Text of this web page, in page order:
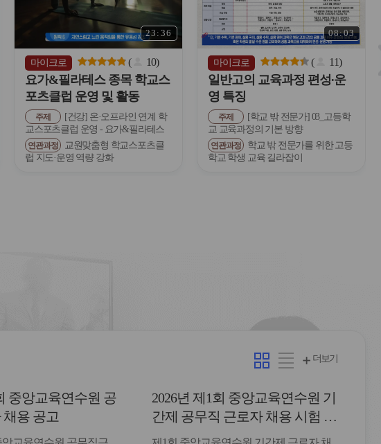
23:36
마이크로 ( 10)
요가&필라테스 종목 학교스
포츠클럽 운영 및 활동
주제
[건강] 온·오프라인 연계 학
교스포츠클럽 운영 - 요가&필라테스
연관과정
교원맞춤형 학교스포츠클
럽 지도·운영 역량 강화
이
콘
08:03
마이크로 ( 11)
일반고의 교육과정 편성∙운
영 특징
주제
[학교 밖 전문가] 03_고등학
교 교육과정의 기본 방향
연관과정
학교 밖 전문가를 위한 고등
학교 학생 교육 길라잡이
카
리
형
더보기
중앙교육연수원 공
채용 공고
2026년 제1회 중앙교육연수원 기
간제 공무직 근로자 채용 시험 최
종합격자 발표 및 등록 안내